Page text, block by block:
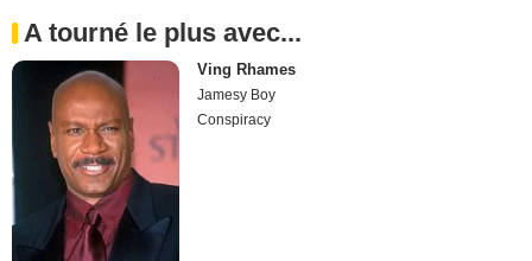
A tourné le plus avec...
Ving Rhames
Jamesy Boy
Conspiracy